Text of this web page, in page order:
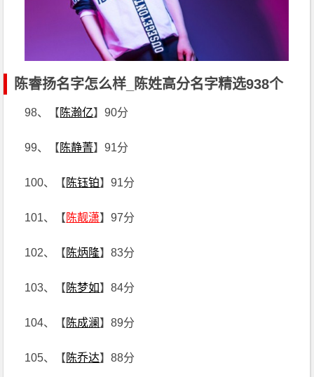
陈睿扬名字怎么样_陈姓高分名字精选938个
98、【 陈瀚亿】90分
99、【 陈静菁】91分
100、【 陈钰铂】91分
101、【 陈靓潇】97分
102、【 陈炳隆】83分
103、【 陈梦如】84分
104、【 陈成澜 】89分
105、【 陈乔达】88分